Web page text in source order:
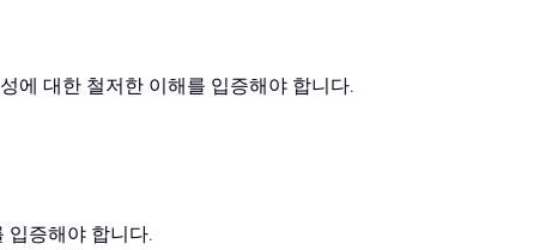
에 대한 철저한 이해를 입증해야 합니다.
입증해야 합니다.